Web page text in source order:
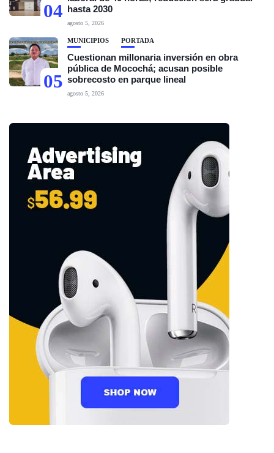
04 hasta 2030
agosto 5, 2026
05
MUNICIPIOS PORTADA
Cuestionan millonaria inversión en obra
pública de Mocochá; acusan posible
sobrecosto en parque lineal
agosto 5, 2026